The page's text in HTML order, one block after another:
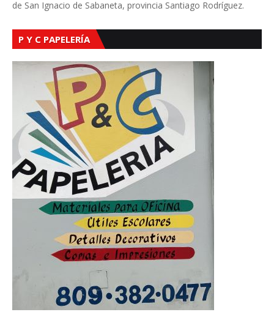
de San Ignacio de Sabaneta, provincia Santiago Rodríguez.
P Y C PAPELERÍA